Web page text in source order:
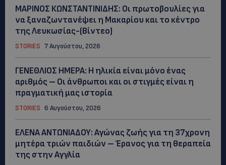
ΜΑΡΙΝΟΣ ΚΩΝΣΤΑΝΤΙΝΙΔΗΣ: Οι πρωτοβουλίες για
να ξαναζωντανέψει η Μακαρίου και το κέντρο
της Λευκωσίας-(Βίντεο)
STORIES 7 Αυγούστου, 2026
ΓΕΝΕΘΛΙΟΣ ΗΜΕΡΑ: Η ηλικία είναι μόνο ένας
αριθμός – Οι άνθρωποι και οι στιγμές είναι η
πραγματική μας ιστορία
STORIES 6 Αυγούστου, 2026
ΕΛΕΝΑ ΑΝΤΩΝΙΑΔΟΥ: Αγώνας ζωής για τη 37χρονη
μητέρα τριών παιδιών – Έρανος για τη θεραπεία
της στην Αγγλία